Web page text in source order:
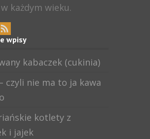
każdym wieku.
wpisy
kabaczek (cukinia)
czyli nie ma to ja kawa
kotlety z
i jajek